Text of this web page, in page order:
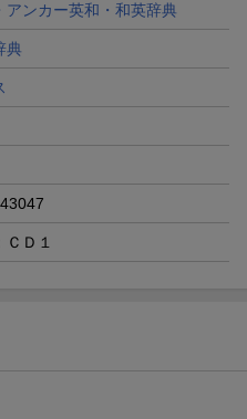
アンカー英和・和英辞典
典
ＣＤ１